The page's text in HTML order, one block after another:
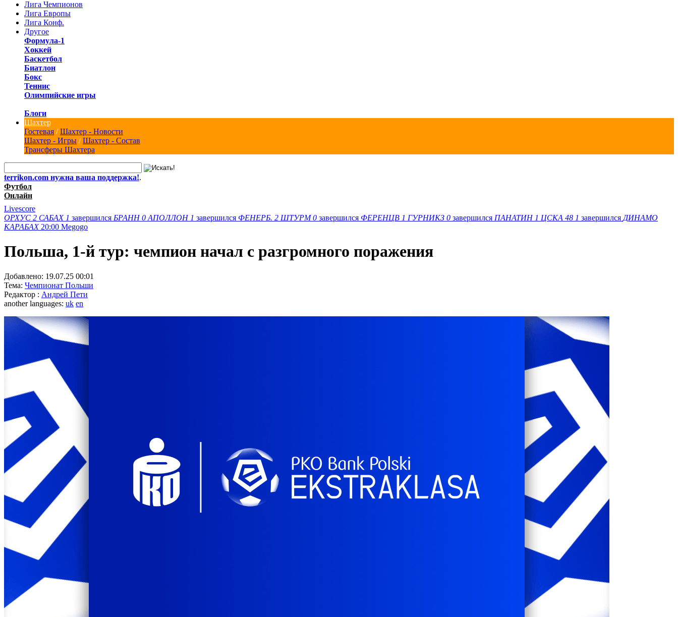
Лига Чемпионов
Лига Европы
Лига Конф.
Другое
Формула-1
Хоккей
Баскетбол
Биатлон
Бокс
Теннис
Олимпийские игры
Блоги
Шахтер
Гостевая /Шахтер - Новости
Шахтер - Игры /Шахтер - Состав
Трансферы Шахтера
terrikon.com нужна ваша поддержка!.
Футбол
Онлайн
Livescore
ОРХУС 2 САБАХ 1 завершился БРАНН 0 АПОЛЛОН 1 завершился ФЕНЕРБ. 2 ШТУРМ 0 завершился ФЕРЕНЦВ 1 ГУРНИКЗ 0 завершился ПАНАТИН 1 ЦСКА 48 1 завершился ДИНАМО
КАРАБАХ 20:00 Megogo
Польша, 1-й тур: чемпион начал с разгромного поражения
Добавлено: 19.07.25 00:01
Тема: Чемпионат Польши
Редактор : Андрей Пети
another languages: uk en